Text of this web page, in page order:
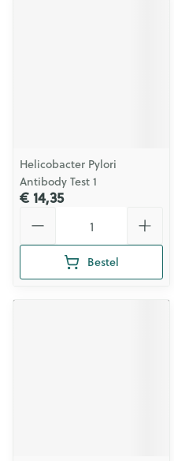
Helicobacter Pylori
Antibody Test 1
€ 14,35
Bestel